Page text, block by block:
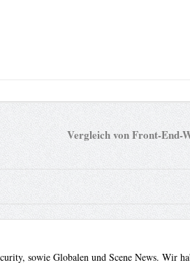
Vergleich von Front-End-
sowie Globalen und Scene News. Wir